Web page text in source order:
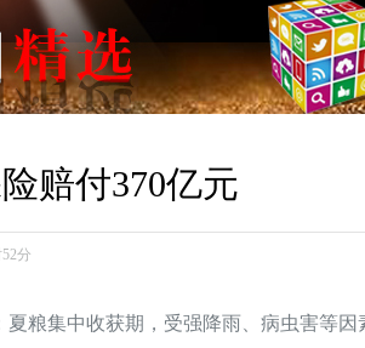
赔付370亿元
分
集中收获期，受强降雨、病虫害等因